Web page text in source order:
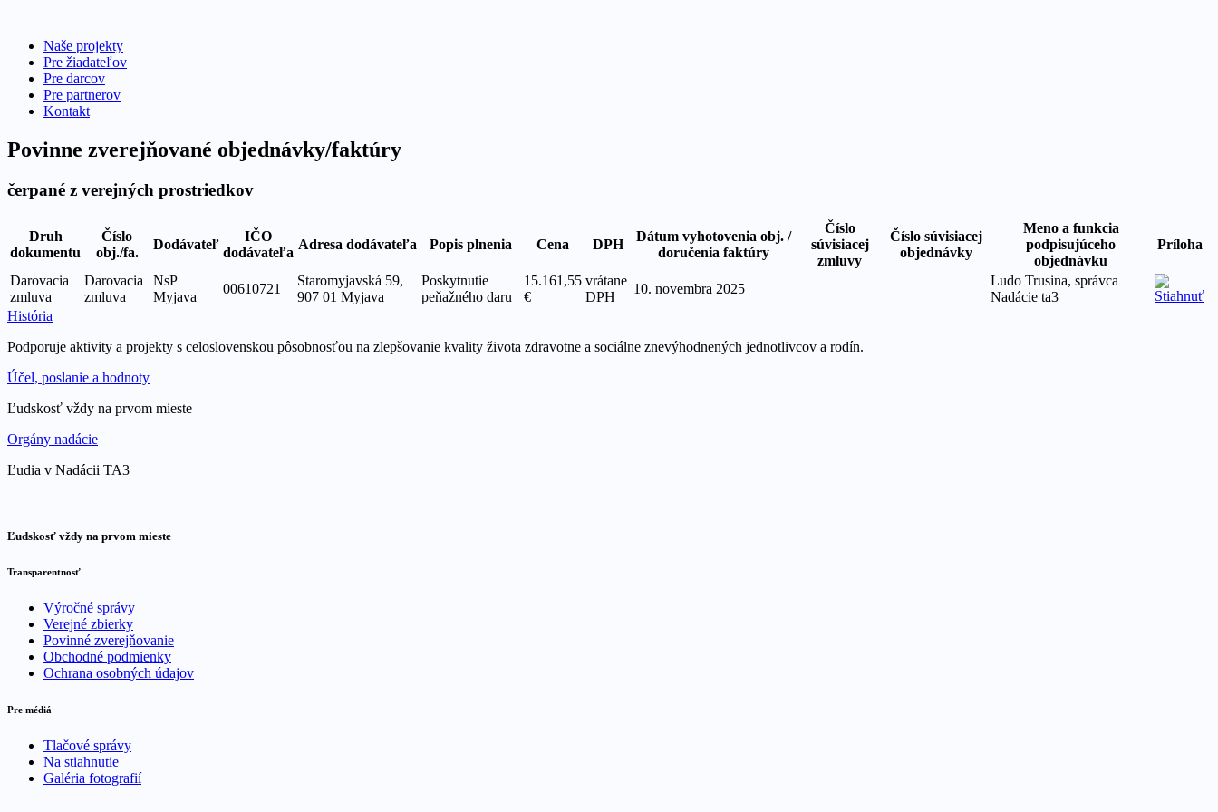
contentNaše projekty
Pre žiadateľov
Pre darcov
Pre partnerov
Kontakt
Povinne zverejňované objednávky/faktúry
čerpané z verejných prostriedkov
Druh
dokumentu
Číslo
obj./fa.
Dodávateľ
IČO
dodávateľa
Adresa dodávateľa Popis plnenia Cena DPH
Dátum vyhotovenia obj. /
doručenia faktúry
Číslo
súvisiacej
zmluvy
Číslo súvisiacej
objednávky
Meno a funkcia
podpisujúceho
objednávku
Príloha
Darovacia
zmluva
Darovacia
zmluva
NsP
Myjava
00610721
Staromyjavská 59,
907 01 Myjava
Poskytnutie
peňažného daru
15.161,55
€
vrátane
DPH
10. novembra 2025
Ludo Trusina, správca
Nadácie ta3
História
Podporuje aktivity a projekty s celoslovenskou pôsobnosťou na zlepšovanie kvality života zdravotne a sociálne znevýhodnených jednotlivcov a rodín.
Účel, poslanie a hodnoty
Ľudskosť vždy na prvom mieste
Orgány nadácie
Ľudia v Nadácii TA3
Ľudskosť vždy na prvom mieste
Transparentnosť
Výročné správy
Verejné zbierky
Povinné zverejňovanie
Obchodné podmienky
Ochrana osobných údajov
Pre médiá
Tlačové správy
Na stiahnutie
Galéria fotografií